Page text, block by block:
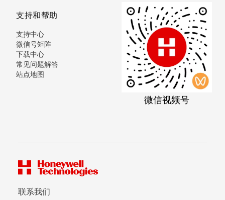
支持和帮助
支持中心
微信号矩阵
下载中心
常见问题解答
站点地图
微信视频号
联系我们